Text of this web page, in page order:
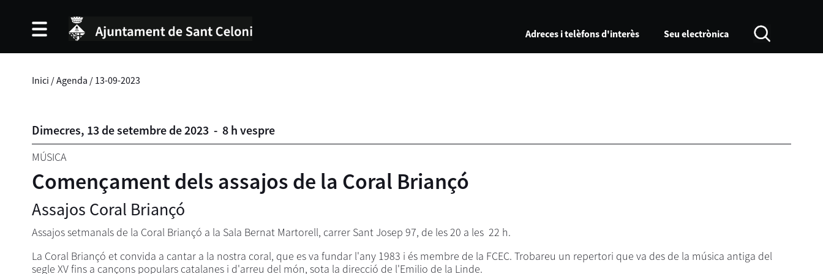
Adreces i telèfons d'interès Seu electrònica
Inici /Agenda / 13-09-2023
Dimecres, 13 desetembre de2023 - 8 h vespre
MÚSICA
Començament dels assajos de la Coral Briançó
Assajos Coral Briançó
Assajos setmanals de la Coral Briançó a la Sala Bernat Martorell, carrer Sant Josep 97, de les 20 a les 22 h.
La Coral Briançó et convida a cantar a la nostra coral, que es va fundar l'any 1983 i és membre de la FCEC. Trobareu un repertori que va des de la música antiga del
segle XV fins a cançons populars catalanes i d'arreu del món, sota la direcció de l'Emilio de la Linde.